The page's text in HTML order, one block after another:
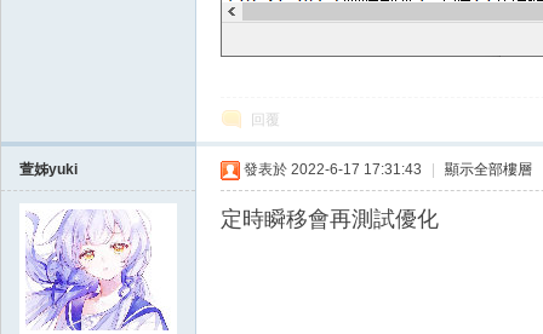
回覆
萱姊yuki 發表於 2022-6-17 17:31:43 顯示全部樓層
定時瞬移會再測試優化